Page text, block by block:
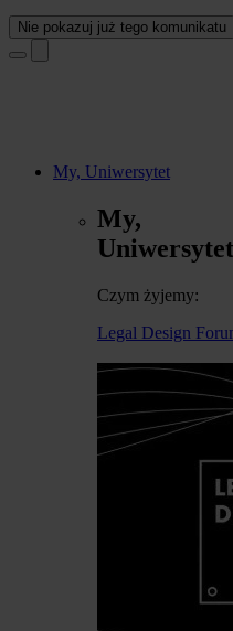
Nie pokazuj już tego komunikatu
My, Uniwersytet
My,
Uniwersytet
Czym żyjemy:
Legal Design